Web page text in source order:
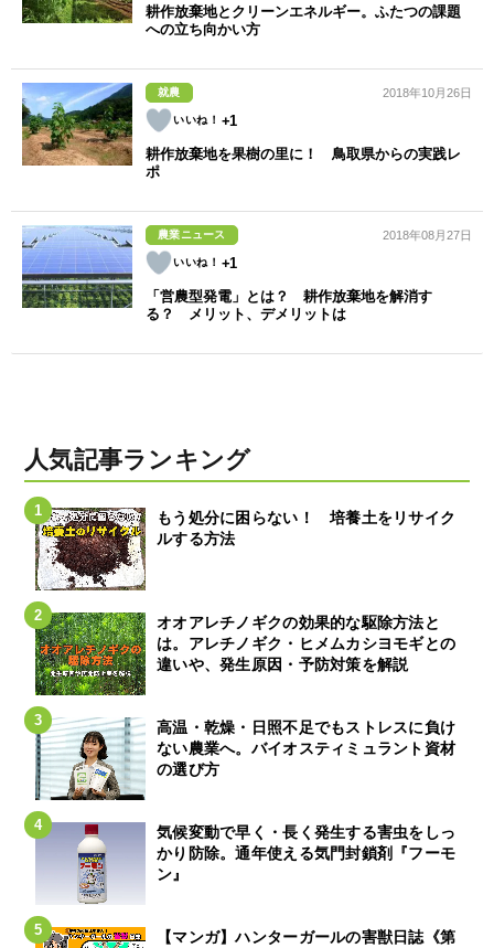
耕作放棄地とクリーンエネルギー。ふたつの課題
への立ち向かい方
就農
+1
2018年10月26日
耕作放棄地を果樹の里に！ 鳥取県からの実践レ
ポ
農業ニュース
+1
2018年08月27日
「営農型発電」とは？ 耕作放棄地を解消す
る？ メリット、デメリットは
人気記事ランキング
もう処分に困らない！ 培養土をリサイク
ルする方法
オオアレチノギクの効果的な駆除方法と
は。アレチノギク・ヒメムカシヨモギとの
違いや、発生原因・予防対策を解説
高温・乾燥・日照不足でもストレスに負け
ない農業へ。バイオスティミュラント資材
の選び方
気候変動で早く・長く発生する害虫をしっ
かり防除。通年使える気門封鎖剤『フーモ
ン』
【マンガ】ハンターガールの害獣日誌《第